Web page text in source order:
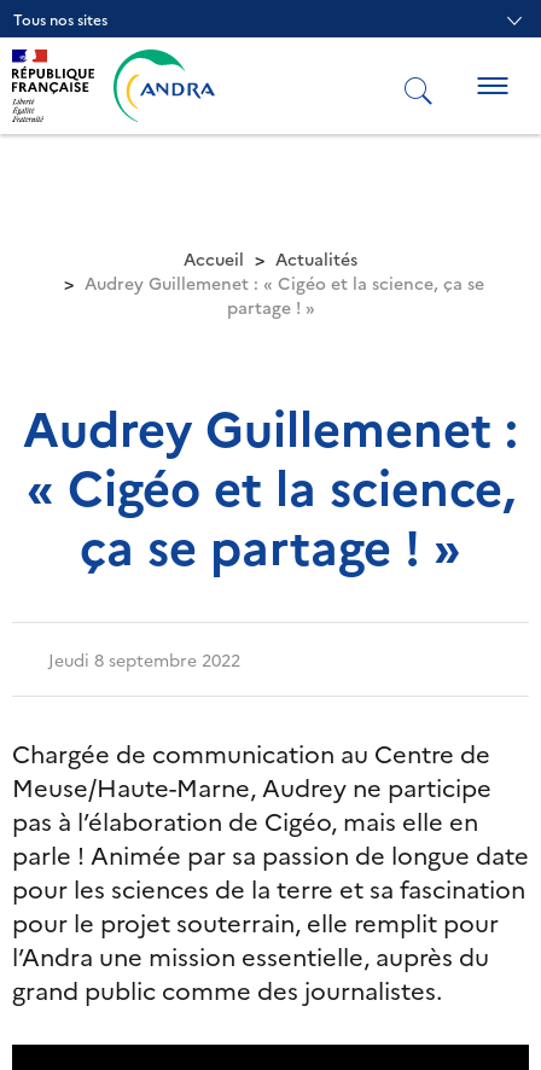
Aller
au
contenu
principal
Tous nos sites
Accueil
Actualités
Audrey Guillemenet : « Cigéo et la science, ça se
partage ! »
Audrey Guillemenet :
« Cigéo et la science,
ça se partage ! »
Jeudi 8 septembre 2022
Chargée de communication au Centre de
Meuse/Haute-Marne, Audrey ne participe
pas à l’élaboration de Cigéo, mais elle en
parle ! Animée par sa passion de longue date
pour les sciences de la terre et sa fascination
pour le projet souterrain, elle remplit pour
l’Andra une mission essentielle, auprès du
grand public comme des journalistes.